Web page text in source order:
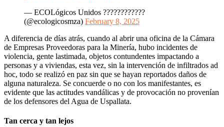
— ECOLógicos Unidos ????????????
(@ecologicosmza) February 8, 2025
A diferencia de días atrás, cuando al abrir una oficina de la Cámara
de Empresas Proveedoras para la Minería, hubo incidentes de
violencia, gente lastimada, objetos contundentes impactando a
personas y a viviendas, esta vez, sin la intervención de infiltrados ad
hoc, todo se realizó en paz sin que se hayan reportados daños de
alguna naturaleza. Se concuerde o no con los manifestantes, es
evidente que las actitudes vandálicas y de provocación no provenían
de los defensores del Agua de Uspallata.
Tan cerca y tan lejos